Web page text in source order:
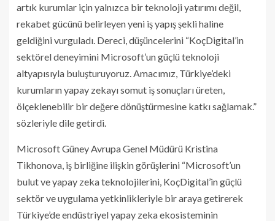
artık kurumlar için yalnızca bir teknoloji yatırımı değil,
rekabet gücünü belirleyen yeni iş yapış şekli haline
geldiğini vurguladı. Dereci, düşüncelerini “KoçDigital’in
sektörel deneyimini Microsoft’un güçlü teknoloji
altyapısıyla buluşturuyoruz. Amacımız, Türkiye’deki
kurumların yapay zekayı somut iş sonuçları üreten,
ölçeklenebilir bir değere dönüştürmesine katkı sağlamak.”
sözleriyle dile getirdi.
Microsoft Güney Avrupa Genel Müdürü Kristina
Tikhonova, iş birliğine ilişkin görüşlerini “Microsoft’un
bulut ve yapay zeka teknolojilerini, KoçDigital’in güçlü
sektör ve uygulama yetkinlikleriyle bir araya getirerek
Türkiye’de endüstriyel yapay zeka ekosisteminin